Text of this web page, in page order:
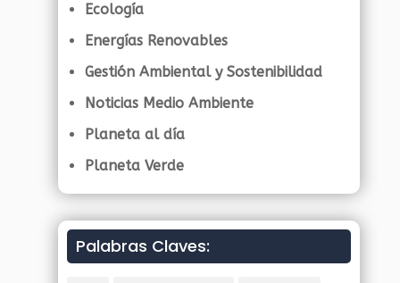
Ecología
Energías Renovables
Gestión Ambiental y Sostenibilidad
Noticias Medio Ambiente
Planeta al día
Planeta Verde
Palabras Claves: